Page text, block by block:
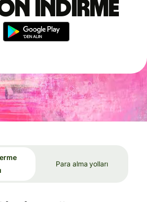
indirme
Para alma yolları